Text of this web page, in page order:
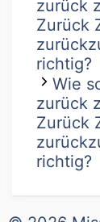
zurück
Zurück
richtig?
Wie
zurück
Zurück
richtig?